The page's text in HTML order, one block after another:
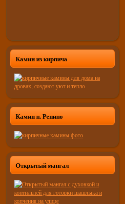
Камин из кирпича
Камин п. Репино
Открытый мангал